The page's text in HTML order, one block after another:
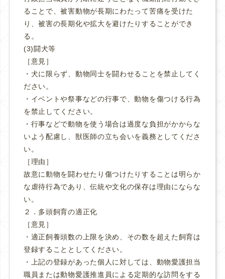
ることで、被害動物が長期にわたって苦痛を受けた
り、被害の長期化や拡大を避けたりすることができ
る。
(3)闘犬等
［意見］
・犬に限らず、動物同士を闘わせることを禁止してく
ださい。
・イベントや祭事などの行事で、動物を傷つける行為
を禁止してください。
・行事などで動物を使う場合は過度な負担がかからな
いよう配慮し、獣医師の立ち会いを義務としてくださ
い。
［理由］
故意に動物を闘わせたり傷つけたりすることは明らか
な虐待行為であり、伝統や文化の保存は理由にならな
い。
２．多頭飼育の適正化
［意見］
・適正飼養頭数の上限を決め、その数を超えた飼育は
登録することとしてください。
・上記の登録があった個人に対しては、動物愛護担当
職員または動物愛護推進員による定期的な訪問をする